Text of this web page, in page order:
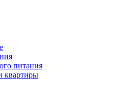
питания
квартиры